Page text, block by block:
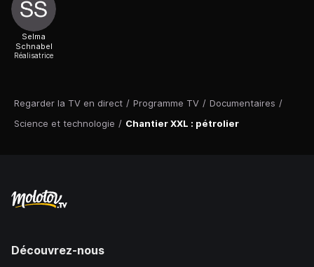
Regarder la TV en direct / Programme TV / Documentaires /
Science et technologie / Chantier XXL : pétrolier
Selma
Schnabel
Réalisatrice
Découvrez-nous